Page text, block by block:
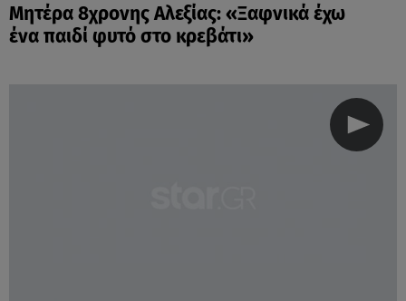
Μητέρα 8χρονης Αλεξίας: «Ξαφνικά έχω
ένα παιδί φυτό στο κρεβάτι»